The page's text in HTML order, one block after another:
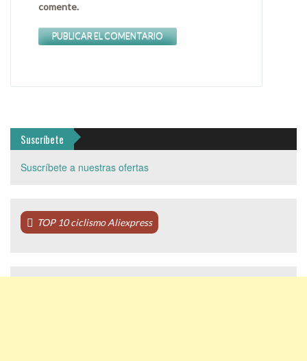
comente.
Suscríbete
Suscríbete a nuestras ofertas
TOP 10 ciclismo Aliexpress